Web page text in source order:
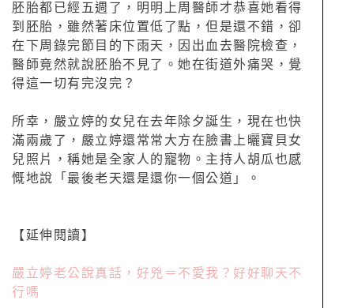
胚胎都已經五週了，明明上周醫師才恭喜她看得
到胚胎，雖然著床位置低了點，但是還不錯，卻
在下周錄完節目的下雨天，因出血去醫院檢查，
醫師竟然就說胚胎不見了。她在街道外痛哭，覺
得這一切有完沒完？
所幸，嚴立婷的女兒在去年除夕誕生，現在也快
滿兩歲了，嚴立婷還常常大方在臉書上曬寶貝女
兒照片，稱她是全家人的寵物。主持人胡瓜也感
慨地說「最後老天還是還你一個公道」。
【延伸閱讀】
嚴立婷老公說真話，好兇＝不愛我？好好聊天不
行嗎